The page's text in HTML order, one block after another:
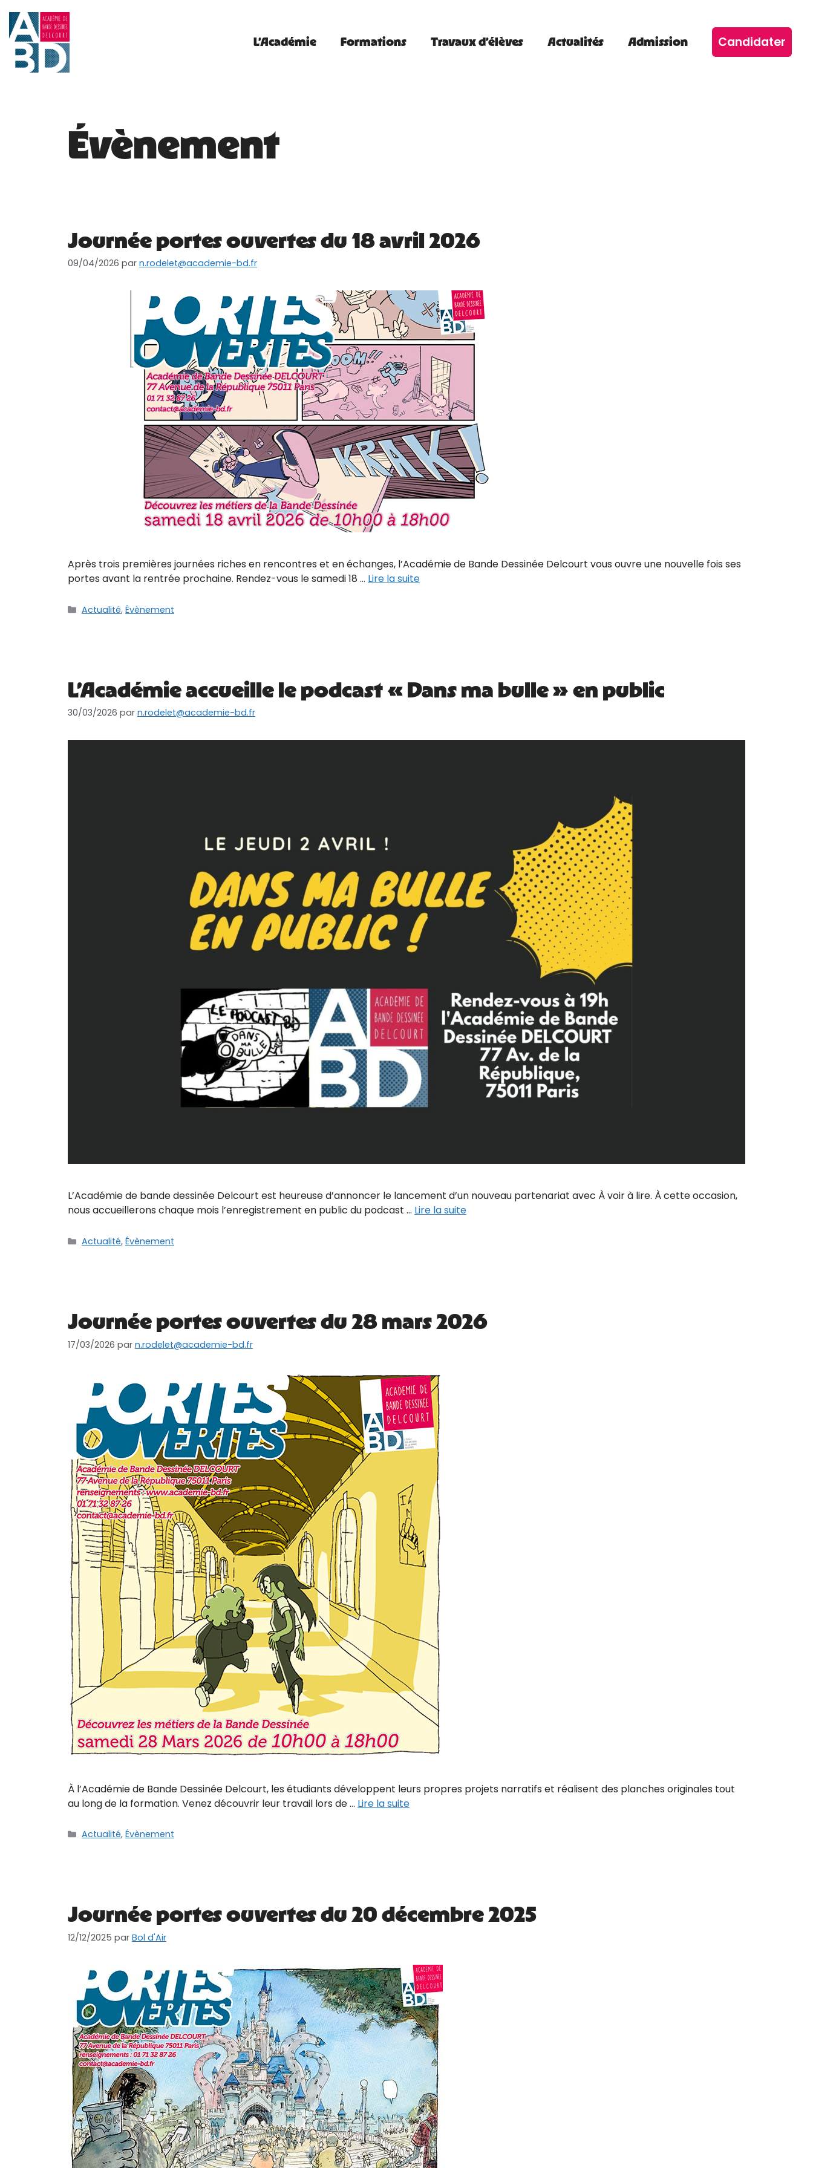
L’Académie Formations Travaux d’élèves Actualités Admission Candidater
Évènement
Journée portes ouvertes du 18 avril 2026
09/04/2026 par n.rodelet@academie-bd.fr
Après trois premières journées riches en rencontres et en échanges, l’Académie de Bande Dessinée Delcourt vous ouvre une nouvelle fois ses
portes avant la rentrée prochaine. Rendez-vous le samedi 18 … Lire la suite
Actualité,Évènement
L’Académie accueille le podcast « Dans ma bulle » en public
30/03/2026 par n.rodelet@academie-bd.fr
L’Académie de bande dessinée Delcourt est heureuse d’annoncer le lancement d’un nouveau partenariat avec À voir à lire. À cette occasion,
nous accueillerons chaque mois l’enregistrement en public du podcast … Lire la suite
Actualité,Évènement
Journée portes ouvertes du 28 mars 2026
17/03/2026 par n.rodelet@academie-bd.fr
À l’Académie de Bande Dessinée Delcourt, les étudiants développent leurs propres projets narratifs et réalisent des planches originales tout
au long de la formation. Venez découvrir leur travail lors de … Lire la suite
Actualité,Évènement
Journée portes ouvertes du 20 décembre 2025
12/12/2025 par Bol d'Air